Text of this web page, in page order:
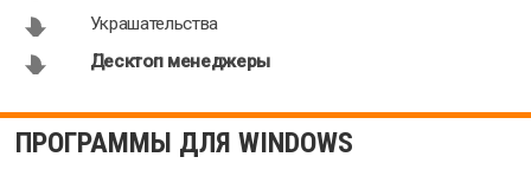
Украшательства
Десктоп менеджеры
ПРОГРАММЫ ДЛЯ WINDOWS